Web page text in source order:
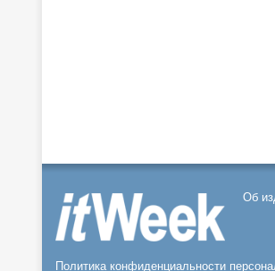
Об
Политика конфиденциальности